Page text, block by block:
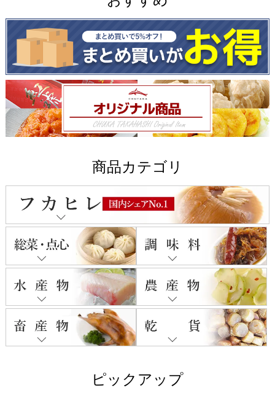
商品カテゴリ
ピックアップ